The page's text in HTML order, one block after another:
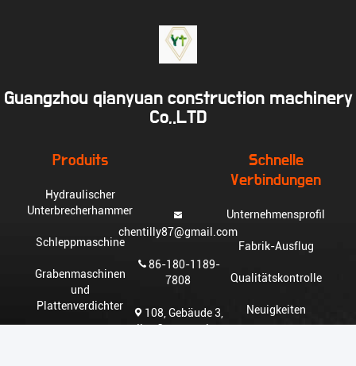
Guangzhou qianyuan construction machinery
Co,.LTD
Produits
Hydraulischer
Unterbrecherhammer
Schleppmaschine
Grabenmaschinen
und
Plattenverdichter
chentilly87@gmail.com
86-180-1189-
7808
108, Gebäude 3,
Jiye Construction
Schnelle
Verbindungen
Unternehmensprofil
Fabrik-Ausflug
Qualitätskontrolle
Neuigkeiten